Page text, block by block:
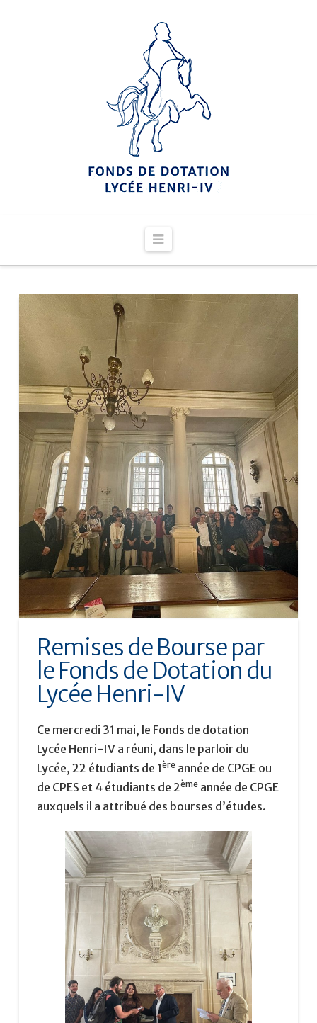
Navigation
Remises de Bourse par
le Fonds de Dotation du
Lycée Henri-IV
Ce mercredi 31 mai, le Fonds de dotation
Lycée Henri-IV a réuni, dans le parloir du
Lycée, 22 étudiants de 1èreannée de CPGE ou
de CPES et 4 étudiants de 2èmeannée de CPGE
auxquels il a attribué des bourses d’études.